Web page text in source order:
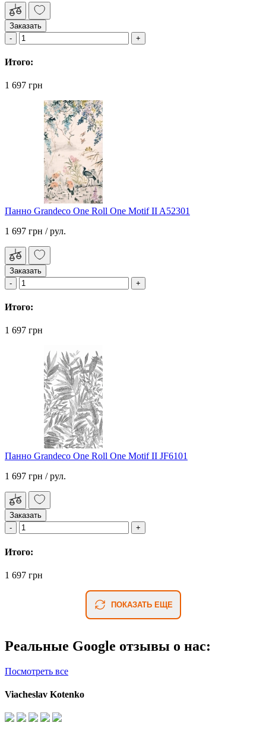
Заказать
Итого:
1 697 грн
Панно Grandeco One Roll One Motif II A52301
1 697 грн / рул.
Заказать
Итого:
1 697 грн
Панно Grandeco One Roll One Motif II JF6101
1 697 грн / рул.
Заказать
Итого:
1 697 грн
ПОКАЗАТЬ ЕЩЕ
Реальные Google отзывы о нас:
Посмотреть все
Viacheslav Kotenko